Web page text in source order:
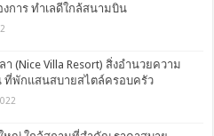
การ ทำเลดีใกล้สนามบิน
(Nice Villa Resort) สิ่งอำนวยความ
ที่พักแสนสบายสไตล์ครอบครัว